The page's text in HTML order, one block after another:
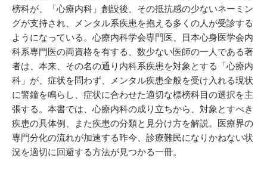
榜科が、「心療内科」創設後、その抵抗感の少ないネーミン
グが支持され、メンタル系疾患を抱える多くの人が受診する
ようになっている。心療内科学会専門医、日本心身医学会内
科系専門医の両資格を有する、数少ない医師の一人である著
者は、本来、その名の通り内科系疾患を対象とする「心療内
科」が、症状を問わず、メンタル疾患全般を受け入れる現状
に警鐘を鳴らし、症状に合わせた適切な標榜科目の選択を主
張する。本書では、心療内科の成り立ちから、対象とすべき
疾患の具体例、また疾患の分類と見分け方を解説。医療界の
専門分化の流れが加速する昨今、診療難民になりかねない状
況を適切に回避する方法が見つかる一冊。